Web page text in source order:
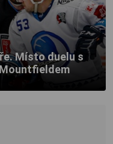
Místo duelu s